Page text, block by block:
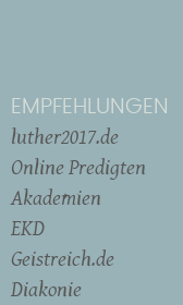
EMPFEHLUNGEN
luther2017.de
Online Predigten
Akademien
EKD
Geistreich.de
Diakonie